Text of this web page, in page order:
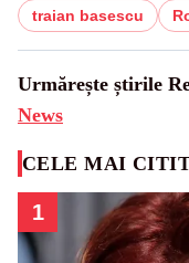
traian basescu
Urmărește știrile
News
CELE MAI
1